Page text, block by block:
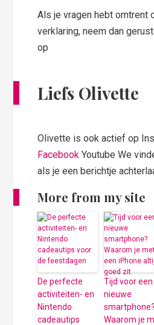
Als je vragen hebt omtrent
verklaring, neem dan
op
Liefs Olivette
Olivette is ook actief op
Facebook Youtube We
als je een berichtje
More from my site
De perfecte
activiteiten- en
Nintendo
cadeautips
Tijd voor een
nieuwe
smartphone?
Waarom je